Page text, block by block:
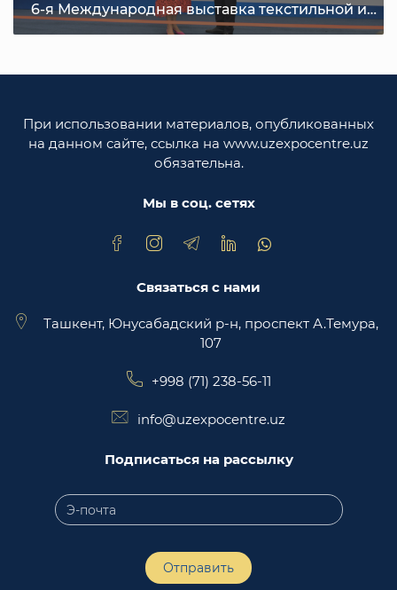
6-я Международная выставка текстильной и
модной индустрии "UzTextile Expo Весна 2023"
При использовании материалов, опубликованных
на данном сайте, ссылка на www.uzexpocentre.uz
обязательна.
Мы в соц. сетях
Связаться с нами
Ташкент, Юнусабадский р-н, проспект А.Темура,
107
+998 (71) 238-56-11
info@uzexpocentre.uz
Подписаться на рассылку
Отправить